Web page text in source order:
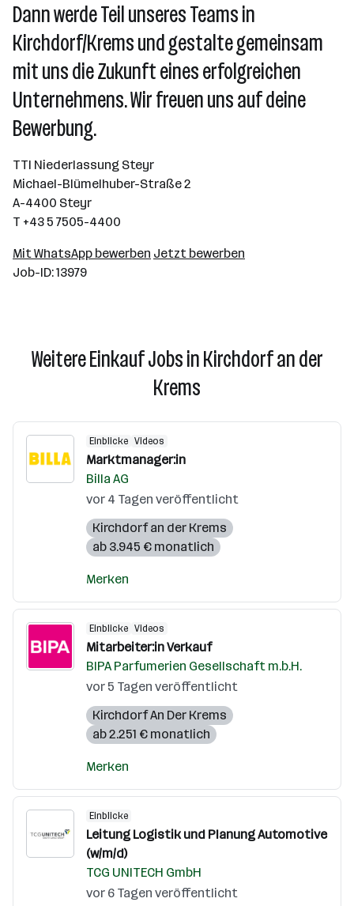
Dann werde Teil unseres Teams in
Kirchdorf/Krems und gestalte gemeinsam
mit uns die Zukunft eines erfolgreichen
Unternehmens. Wir freuen uns auf deine
Bewerbung.
TTI Niederlassung Steyr
Michael-Blümelhuber-Straße 2
A-4400 Steyr
T +43 5 7505-4400
Mit WhatsApp bewerben Jetzt bewerben
Job-ID: 13979
Weitere Einkauf Jobs in Kirchdorf an der
Krems
Einblicke Videos
Marktmanager:in
Billa AG
vor 4 Tagen veröffentlicht
Kirchdorf an der Krems
ab 3.945 € monatlich
Merken
Einblicke Videos
Mitarbeiter:in Verkauf
BIPA Parfumerien Gesellschaft m.b.H.
vor 5 Tagen veröffentlicht
Kirchdorf An Der Krems
ab 2.251 € monatlich
Merken
Einblicke
Leitung Logistik und Planung Automotive
(w/m/d)
TCG UNITECH GmbH
vor 6 Tagen veröffentlicht